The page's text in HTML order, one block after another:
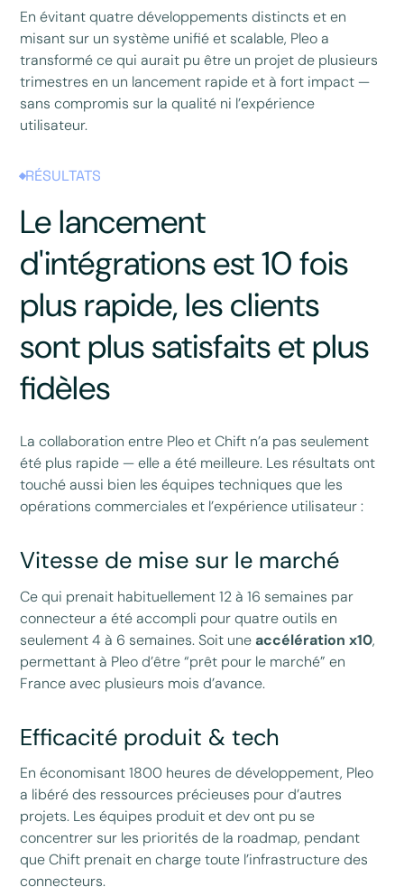
En évitant quatre développements distincts et en
misant sur un système unifié et scalable, Pleo a
transformé ce qui aurait pu être un projet de plusieurs
trimestres en un lancement rapide et à fort impact —
sans compromis sur la qualité ni l’expérience
utilisateur.
RÉSULTATS
Le lancement
d'intégrations est 10 fois
plus rapide, les clients
sont plus satisfaits et plus
fidèles
La collaboration entre Pleo et Chift n’a pas seulement
été plus rapide — elle a été meilleure. Les résultats ont
touché aussi bien les équipes techniques que les
opérations commerciales et l’expérience utilisateur :
Vitesse de mise sur le marché
Ce qui prenait habituellement 12 à 16 semaines par
connecteur a été accompli pour quatre outils en
seulement 4 à 6 semaines. Soit uneaccélération x10,
permettant à Pleo d’être “prêt pour le marché” en
France avec plusieurs mois d’avance.
Efficacité produit & tech
En économisant 1800 heures de développement, Pleo
a libéré des ressources précieuses pour d’autres
projets. Les équipes produit et dev ont pu se
concentrer sur les priorités de la roadmap, pendant
que Chift prenait en charge toute l’infrastructure des
connecteurs.